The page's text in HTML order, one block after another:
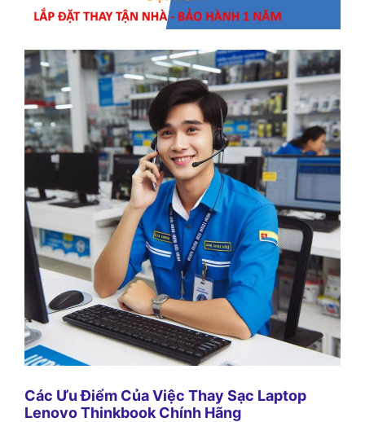
Các Ưu Điểm Của Việc Thay Sạc Laptop
Lenovo Thinkbook Chính Hãng